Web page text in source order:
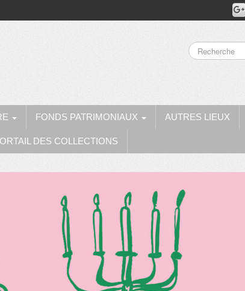
FONDS PATRIMONIAUX AUTRES LIEUX
DES COLLECTIONS